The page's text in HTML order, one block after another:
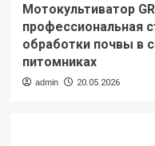
Мотокультиватор
профессиональная
обработки почвы в
питомниках
admin 20.05.2026